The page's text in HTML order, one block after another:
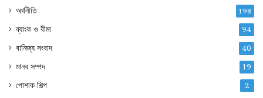
অর্থনীতি 198
ব্যাংক ও বীমা 94
বানিজ্য সংবাদ 40
মানব সম্পদ 19
পোশাক শিল্প 2